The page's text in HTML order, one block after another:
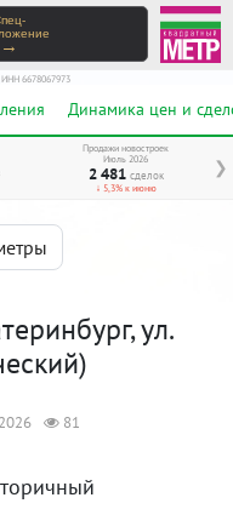
→
6678067973
Динамика цен и
❯
Продажи новостроек
Июль 2026
2 481 сделок
↓ 5,3% к июню
ул.
81